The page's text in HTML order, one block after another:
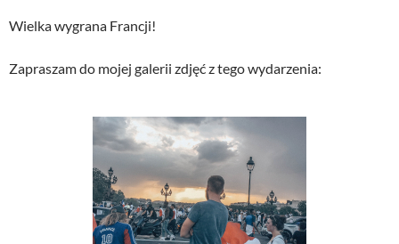
Wielka wygrana Francji!
Zapraszam do mojej galerii zdjęć z tego wydarzenia: